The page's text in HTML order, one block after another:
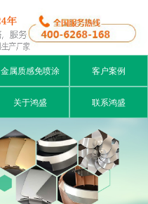
金属质感免喷涂 客户案例
关于鸿盛 联系鸿盛